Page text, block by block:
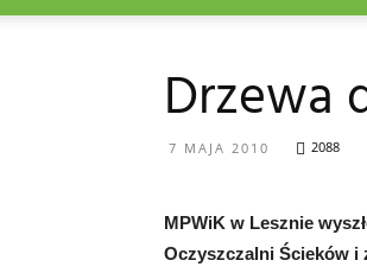
Drzewa
7 MAJA 2010 2088
MPWiK w Lesznie
Oczyszczalni Ścieków i